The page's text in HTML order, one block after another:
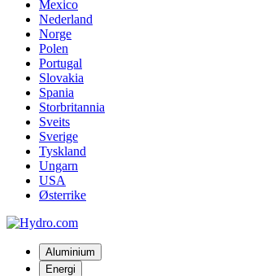
Mexico
Nederland
Norge
Polen
Portugal
Slovakia
Spania
Storbritannia
Sveits
Sverige
Tyskland
Ungarn
USA
Østerrike
Aluminium
Energi